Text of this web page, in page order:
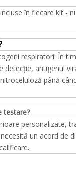
în fiecare kit -
respiratori. În
antigenul
până
testare?
personalizate,
un acord de